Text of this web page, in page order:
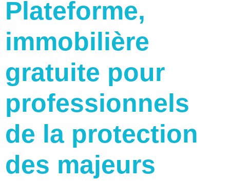
Plateforme,
immobilière
gratuite pour
professionnels
de la protection
des majeurs